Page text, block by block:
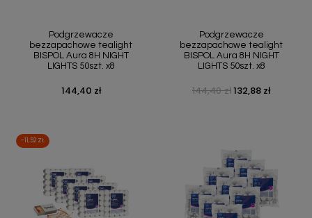
Podgrzewacze
bezzapachowe tealight
BISPOL Aura 8H NIGHT
LIGHTS 50szt. x8
Cena
144,40 zł
Podgrzewacze
bezzapachowe tealight
BISPOL Aura 8H NIGHT
LIGHTS 50szt. x8
Cena podstawowa
144,40 zł Cena
132,88 zł
-11,52 ZŁ